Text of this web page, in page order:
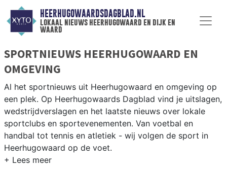
HEERHUGOWAARDSDAGBLAD.NL
lokaal nieuws heerhugowaard en dijk en
waard
SPORTNIEUWS HEERHUGOWAARD EN
OMGEVING
Al het sportnieuws uit Heerhugowaard en omgeving op
een plek. Op Heerhugowaards Dagblad vind je uitslagen,
wedstrijdverslagen en het laatste nieuws over lokale
sportclubs en sportevenementen. Van voetbal en
handbal tot tennis en atletiek - wij volgen de sport in
Heerhugowaard op de voet.